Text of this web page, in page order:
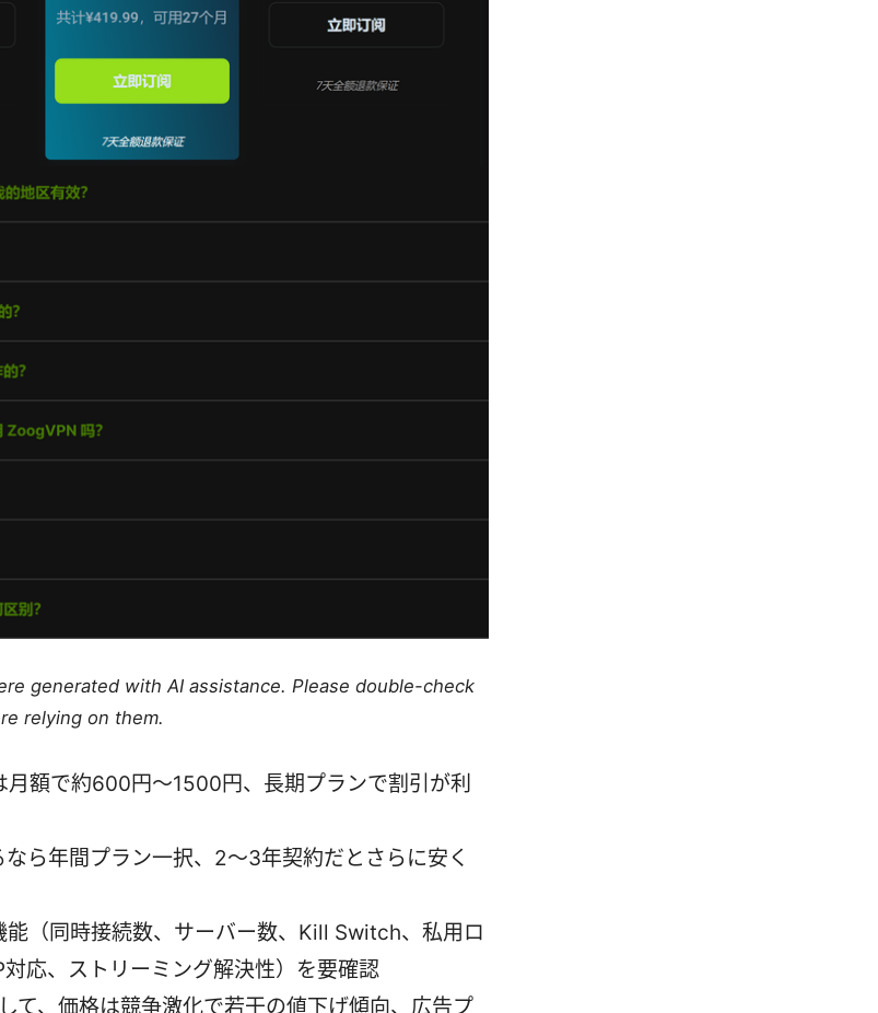
generated with AI assistance. Please double-check
relying on them.
月額で約600円～1500円、長期プランで割引が利
ら年間プラン一択、2～3年契約だとさらに安く
能（同時接続数、サーバー数、Kill Switch、私用ロ
応、ストリーミング解決性）を要確認
て、価格は競争激化で若干の値下げ傾向、広告プ